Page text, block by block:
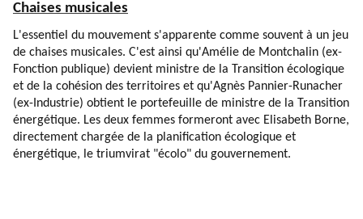
Chaises musicales
L'essentiel du mouvement s'apparente comme souvent à un jeu
de chaises musicales. C'est ainsi qu'Amélie de Montchalin (ex-
Fonction publique) devient ministre de la Transition écologique
et de la cohésion des territoires et qu'Agnès Pannier-Runacher
(ex-Industrie) obtient le portefeuille de ministre de la Transition
énergétique. Les deux femmes formeront avec Elisabeth Borne,
directement chargée de la planification écologique et
énergétique, le triumvirat "écolo" du gouvernement.